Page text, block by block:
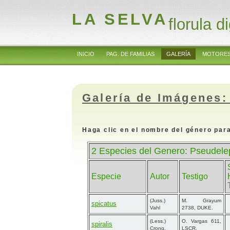
LA SELVAflorula
INICIO PAG. DE FAMILIAS GALERÍA
Galería de
Haga clic en el nombre del género
2 Especies del Genero:
Especie Autor Testigo
spicatus
(Juss.)
Vahl
M. Grayum
2738, DUKE.
spiralis
(Less.)
Cronq.
O. Vargas 611,
LSCR.